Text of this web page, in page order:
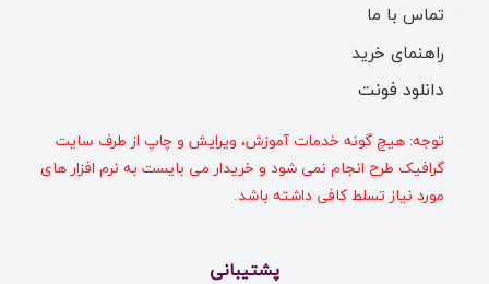
تماس با ما
راهنمای خرید
دانلود فونت
توجه: هیچ گونه خدمات آموزش، ویرایش و چاپ از طرف سایت
گرافیک طرح انجام نمی شود و خریدار می بایست به نرم افزار های
مورد نیاز تسلط کافی داشته باشد.
پشتیبانی